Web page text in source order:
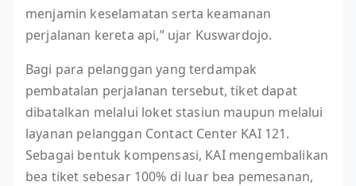
menjamin keselamatan serta keamanan
perjalanan kereta api,” ujar Kuswardojo.
Bagi para pelanggan yang terdampak
pembatalan perjalanan tersebut, tiket dapat
dibatalkan melalui loket stasiun maupun melalui
layanan pelanggan Contact Center KAI 121.
Sebagai bentuk kompensasi, KAI mengembalikan
bea tiket sebesar 100% di luar bea pemesanan,